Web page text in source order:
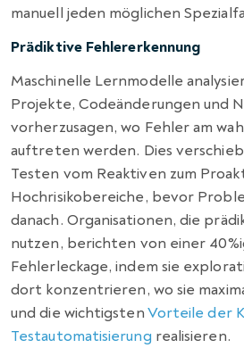
manuell jeden möglichen
Prädiktive Fehlererkennung
Maschinelle Lernmodelle
Projekte, Codeänderungen und
vorherzusagen, wo Fehler am
auftreten werden. Dies
Testen vom Reaktiven zum
Hochrisikobereiche, bevor
danach. Organisationen, die
nutzen, berichten von einer
Fehlerleckage, indem sie
dort konzentrieren, wo sie
und die wichtigstenVorteile der
Testautomatisierung realisieren.